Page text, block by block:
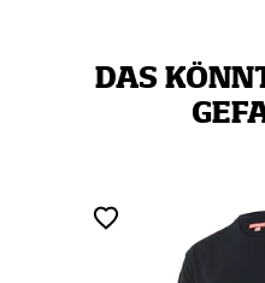
DAS